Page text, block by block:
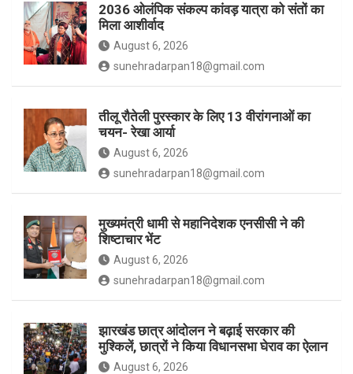
k a
2036 ओलंपिक संकल्प कांवड़ यात्रा को संतों का
मिला आशीर्वाद
August 6, 2026
sunehradarpan18@gmail.com
तीलू रौतेली पुरस्कार के लिए 13 वीरांगनाओं का
चयन- रेखा आर्या
August 6, 2026
sunehradarpan18@gmail.com
मुख्यमंत्री धामी से महानिदेशक एनसीसी ने की
शिष्टाचार भेंट
August 6, 2026
sunehradarpan18@gmail.com
झारखंड छात्र आंदोलन ने बढ़ाई सरकार की
मुश्किलें, छात्रों ने किया विधानसभा घेराव का ऐलान
August 6, 2026